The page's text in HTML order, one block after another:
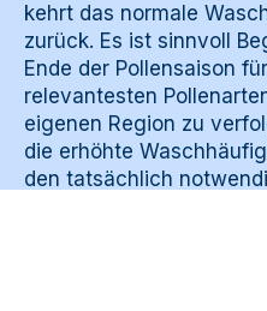
kehrt das normale
zurück. Es ist sinnvoll
Ende der Pollensaison
relevantesten
eigenen Region zu
die erhöhte
den tatsächlich